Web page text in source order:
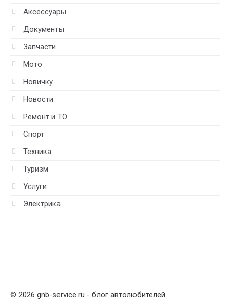
Аксессуары
Документы
Запчасти
Мото
Новичку
Новости
Ремонт и ТО
Спорт
Техника
Туризм
Услуги
Электрика
© 2026 gnb-service.ru - блог автолюбителей